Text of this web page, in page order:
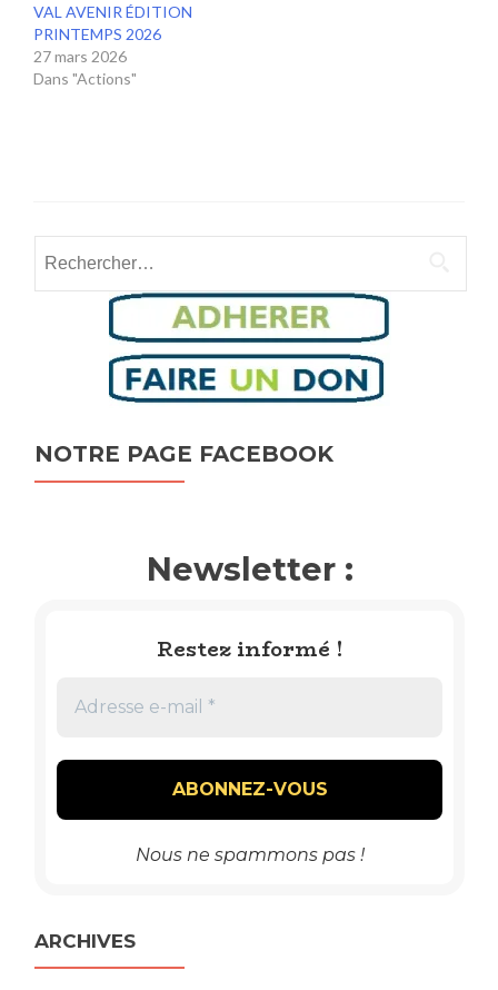
VAL AVENIR ÉDITION
PRINTEMPS 2026
27 mars 2026
Dans "Actions"
NOTRE PAGE FACEBOOK
Newsletter :
Restez informé !
Nous ne spammons pas !
ARCHIVES